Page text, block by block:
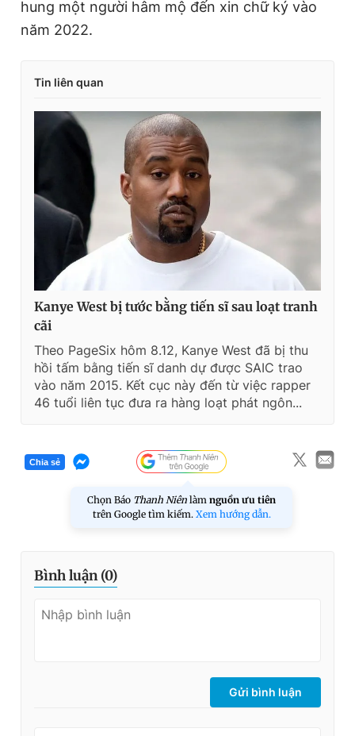
hung một người hâm mộ đến xin chữ ký vào
năm 2022.
Tin liên quan
Kanye West bị tước bằng tiến sĩ sau loạt tranh
cãi
Theo PageSix hôm 8.12, Kanye West đã bị thu
hồi tấm bằng tiến sĩ danh dự được SAIC trao
vào năm 2015. Kết cục này đến từ việc rapper
46 tuổi liên tục đưa ra hàng loạt phát ngôn...
Chia sẻ
Chọn Báo Thanh Niên làm nguồn ưu tiên
trên Google tìm kiếm. Xem hướng dẫn.
Bình luận (0)
Gửi bình luận